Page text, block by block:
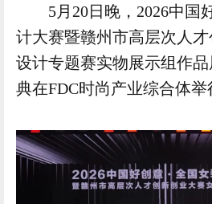
5月20日晚，2026中国
计大赛暨赣州市高层次人
设计专题赛实物展示组作
典在FDC时尚产业综合体举